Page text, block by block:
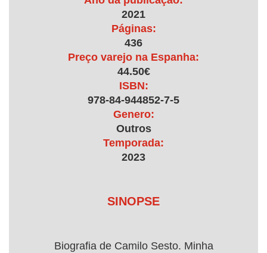
2021
Páginas:
436
Preço varejo na Espanha:
44.50€
ISBN:
978-84-944852-7-5
Genero:
Outros
Temporada:
2023
SINOPSE
Biografia de Camilo Sesto. Minha